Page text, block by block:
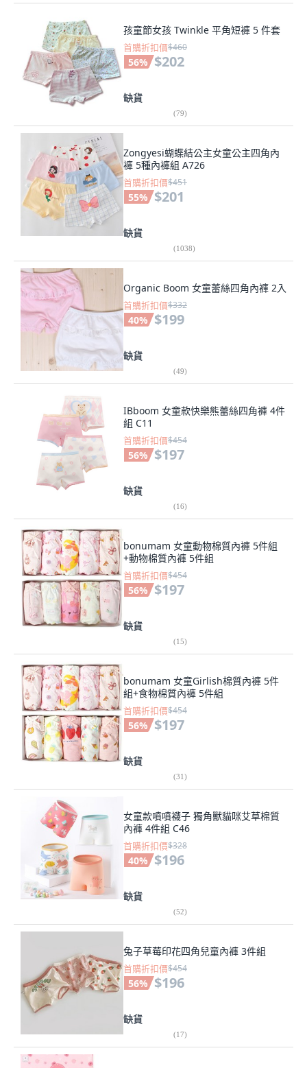
孩童節女孩 Twinkle 平角短褲 5 件套
首購折扣價$460
56% $202
缺貨
(79)
Zongyesi蝴蝶結公主女童公主四角內
褲 5種內褲組 A726
首購折扣價$451
55% $201
缺貨
(1038)
Organic Boom 女童蕾絲四角內褲 2入
首購折扣價$332
40% $199
缺貨
(49)
IBboom 女童款快樂熊蕾絲四角褲 4件
組 C11
首購折扣價$454
56% $197
缺貨
(16)
bonumam 女童動物棉質內褲 5件組
+動物棉質內褲 5件組
首購折扣價$454
56% $197
缺貨
(15)
bonumam 女童Girlish棉質內褲 5件
組+食物棉質內褲 5件組
首購折扣價$454
56% $197
缺貨
(31)
女童款噴噴襪子 獨角獸貓咪艾草棉質
內褲 4件組 C46
首購折扣價$328
40% $196
缺貨
(52)
兔子草莓印花四角兒童內褲 3件組
首購折扣價$454
56% $196
缺貨
(17)